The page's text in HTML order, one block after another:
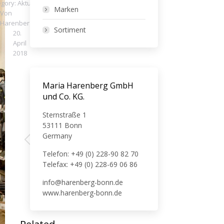
Aktuelles
Von
Harenberg
20.
April
2018
ZURÜCK
Vorheriger
Beitrag:
SPOTLIGHT
SOFT
von
TITAN
Nächster
Beitrag:
Robustheit
ist
Marken
Sortiment
Maria Harenberg GmbH
und Co. KG.
Sternstraße 1
53111 Bonn
Germany
Telefon: +49 (0) 228-90 82 70
Telefax: +49 (0) 228-69 06 86
info@harenberg-bonn.de
www.harenberg-bonn.de